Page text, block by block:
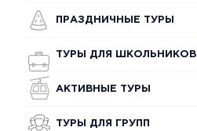
ПРАЗДНИЧНЫЕ ТУРЫ
ТУРЫ ДЛЯ ШКОЛЬНИКОВ
АКТИВНЫЕ ТУРЫ
ТУРЫ ДЛЯ ГРУПП